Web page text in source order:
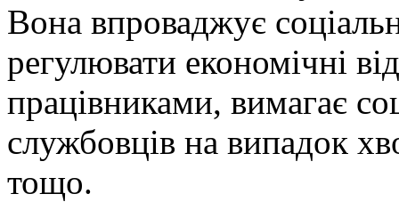
Вона впроваджує
регулювати економічні
працівниками, вимагає
службовців на випадок
тощо.